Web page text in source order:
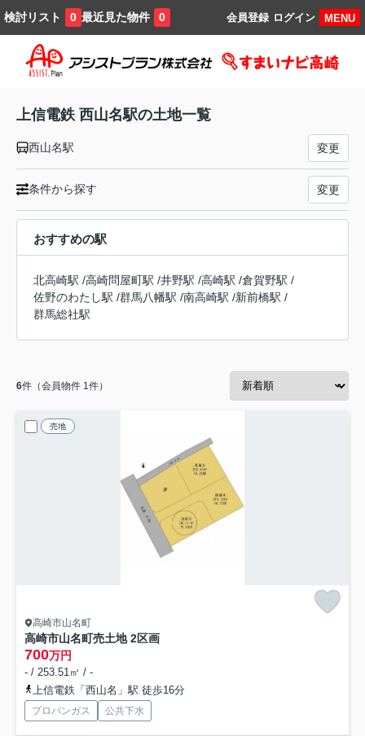
検討リスト 0 最近見た物件 0 MENU
ログイン
会員登録
上信電鉄 西山名駅の土地一覧
西山名駅 変更
条件から探す 変更
おすすめの駅
北高崎駅 /高崎問屋町駅 /井野駅 /高崎駅 /倉賀野駅 /
佐野のわたし駅 /群馬八幡駅 /南高崎駅 /新前橋駅 /
群馬総社駅
6件（会員物件 1件）
売地
高崎市山名町
高崎市山名町売土地 2区画
700万円
- / 253.51㎡ / -
上信電鉄「西山名」駅 徒歩16分
プロパンガス 公共下水